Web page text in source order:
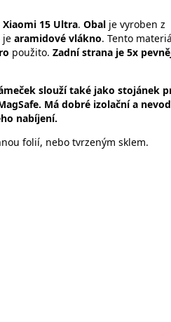
Xiaomi 15 Ultra. Obal je vyroben z
je aramidové vlákno. Tento
použito. Zadní strana je 5x
slouží také jako stojánek
Má dobré izolační a
nabíjení.
folií, nebo tvrzeným sklem.